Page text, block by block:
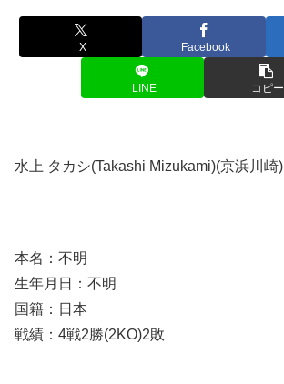
X Facebook
LINE コピー
水上 タカシ(Takashi Mizukami)(京浜川崎)
本名：不明
生年月日：不明
国籍：日本
戦績：4戦2勝(2KO)2敗